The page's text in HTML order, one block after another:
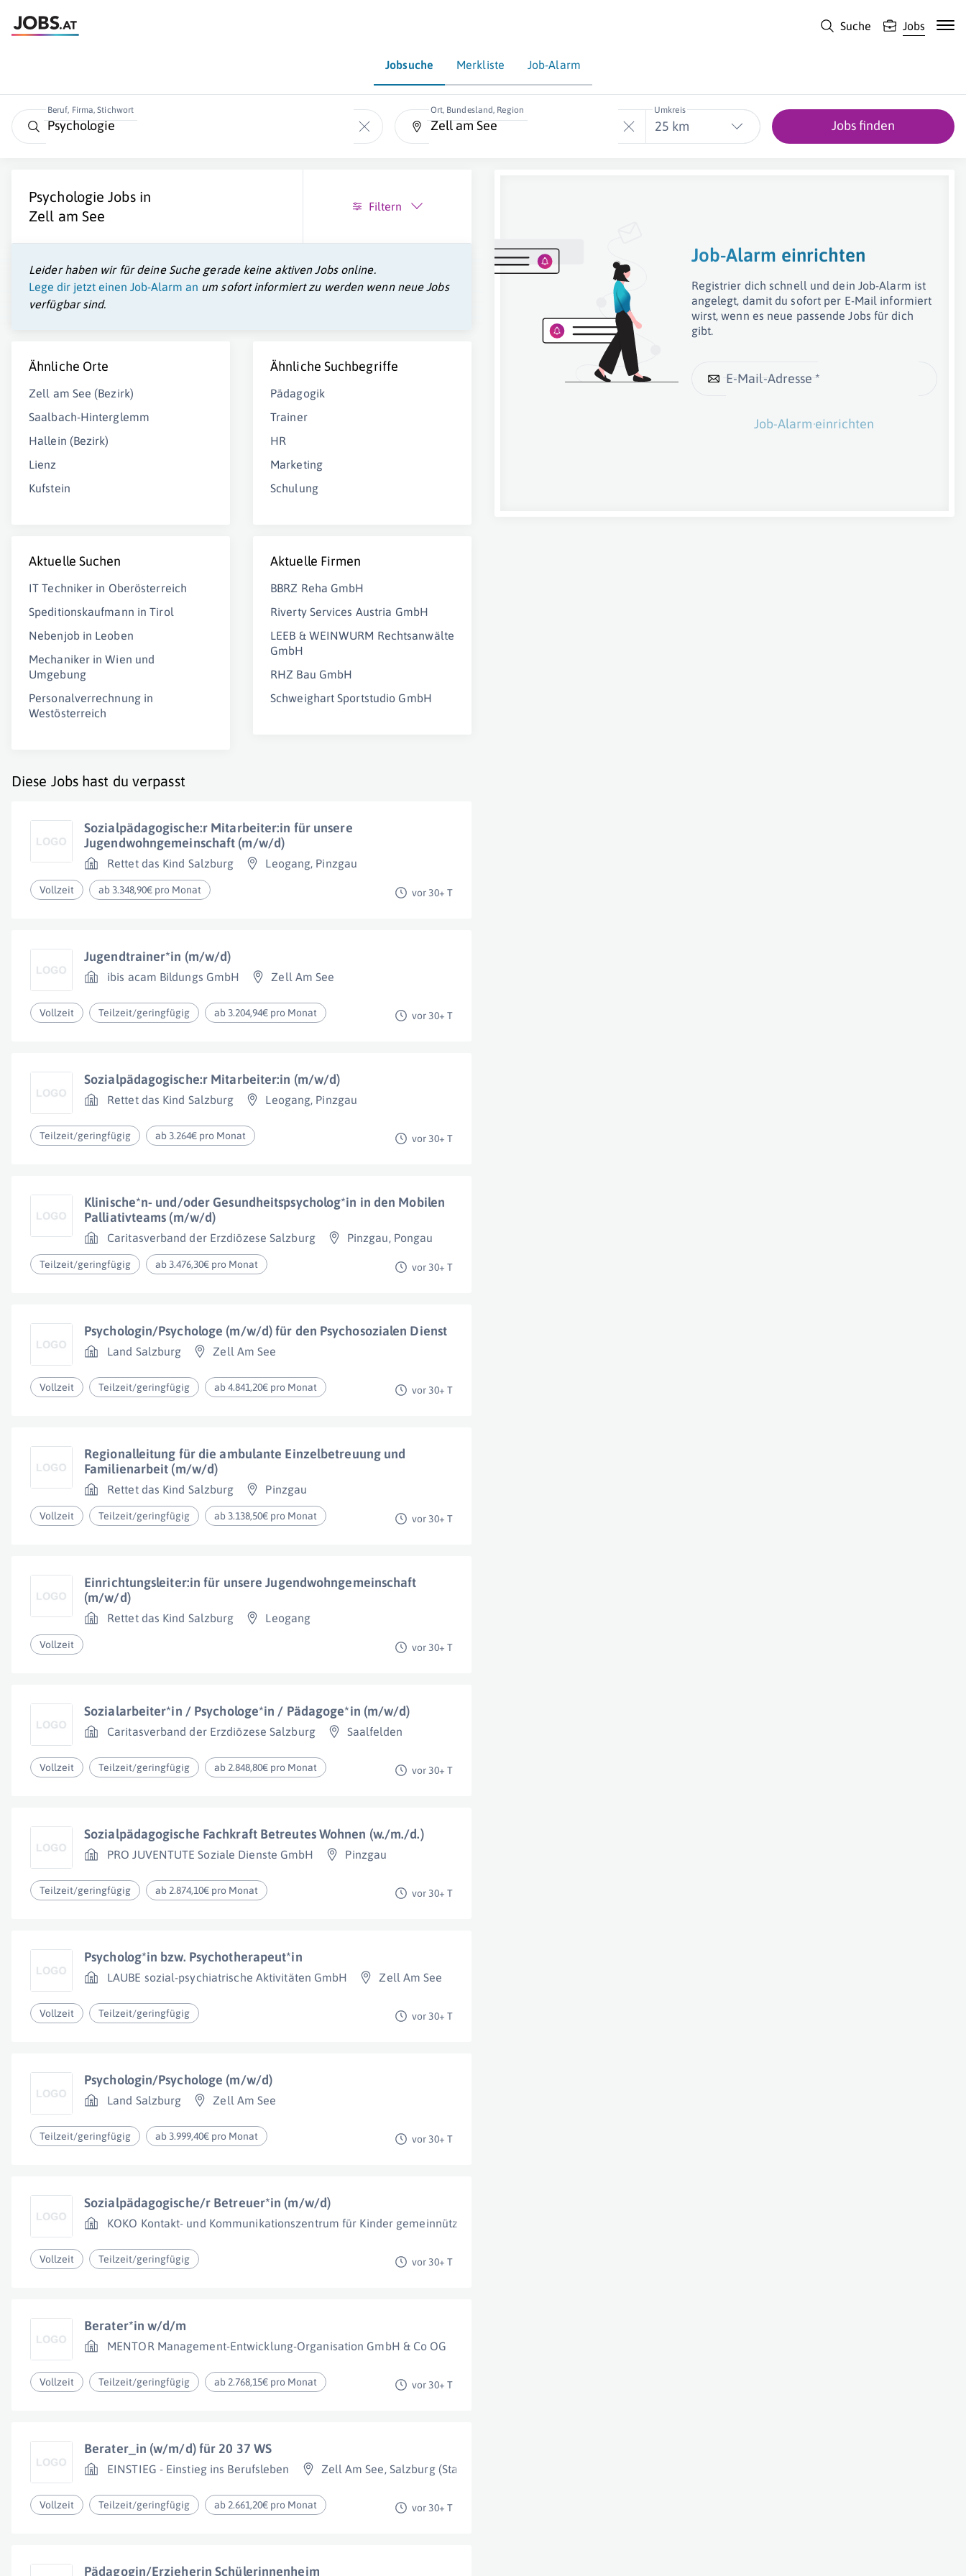
Suche Jobs
Jobsuche Merkliste Job-Alarm
Beruf, Firma, Stichwort Ort, Bundesland, Region Umkreis
25 km Jobs finden
Psychologie Jobs in
Zell am See
Filtern
Leider haben wir für deine Suche gerade keine aktiven Jobs online.
Lege dir jetzt einen Job-Alarm an um sofort informiert zu werden wenn neue Jobs
verfügbar sind.
Ähnliche Orte
Zell am See (Bezirk)
Saalbach-Hinterglemm
Hallein (Bezirk)
Lienz
Kufstein
Ähnliche Suchbegriffe
Pädagogik
Trainer
HR
Marketing
Schulung
Aktuelle Suchen
IT Techniker in Oberösterreich
Speditionskaufmann in Tirol
Nebenjob in Leoben
Mechaniker in Wien und
Umgebung
Personalverrechnung in
Westösterreich
Aktuelle Firmen
BBRZ Reha GmbH
Riverty Services Austria GmbH
LEEB & WEINWURM Rechtsanwälte
GmbH
RHZ Bau GmbH
Schweighart Sportstudio GmbH
Diese Jobs hast du verpasst
Sozialpädagogische:r Mitarbeiter:in für unsere
Jugendwohngemeinschaft (m/w/d)
Rettet das Kind Salzburg Leogang, Pinzgau
Vollzeit ab 3.348,90€ pro Monat vor 30+ T
Jugendtrainer*in (m/w/d)
ibis acam Bildungs GmbH Zell Am See
Vollzeit Teilzeit/geringfügig ab 3.204,94€ pro Monat vor 30+ T
Sozialpädagogische:r Mitarbeiter:in (m/w/d)
Rettet das Kind Salzburg Leogang, Pinzgau
Teilzeit/geringfügig ab 3.264€ pro Monat vor 30+ T
Klinische*n- und/oder Gesundheitspsycholog*in in den Mobilen
Palliativteams (m/w/d)
Caritasverband der Erzdiözese Salzburg Pinzgau, Pongau
Teilzeit/geringfügig ab 3.476,30€ pro Monat vor 30+ T
Psychologin/Psychologe (m/w/d) für den Psychosozialen Dienst
Land Salzburg Zell Am See
Vollzeit Teilzeit/geringfügig ab 4.841,20€ pro Monat vor 30+ T
Regionalleitung für die ambulante Einzelbetreuung und
Familienarbeit (m/w/d)
Rettet das Kind Salzburg Pinzgau
Vollzeit Teilzeit/geringfügig ab 3.138,50€ pro Monat vor 30+ T
Einrichtungsleiter:in für unsere Jugendwohngemeinschaft
(m/w/d)
Rettet das Kind Salzburg Leogang
Vollzeit vor 30+ T
Sozialarbeiter*in / Psychologe*in / Pädagoge*in (m/w/d)
Caritasverband der Erzdiözese Salzburg Saalfelden
Vollzeit Teilzeit/geringfügig ab 2.848,80€ pro Monat vor 30+ T
Sozialpädagogische Fachkraft Betreutes Wohnen (w./m./d.)
PRO JUVENTUTE Soziale Dienste GmbH Pinzgau
Teilzeit/geringfügig ab 2.874,10€ pro Monat vor 30+ T
Psycholog*in bzw. Psychotherapeut*in
LAUBE sozial-psychiatrische Aktivitäten GmbH Zell Am See
Vollzeit Teilzeit/geringfügig vor 30+ T
Psychologin/Psychologe (m/w/d)
Land Salzburg Zell Am See
Teilzeit/geringfügig ab 3.999,40€ pro Monat vor 30+ T
Sozialpädagogische/r Betreuer*in (m/w/d)
KOKO Kontakt- und Kommunikationszentrum für Kinder gemeinnützige GmbH
Vollzeit Teilzeit/geringfügig vor 30+ T
Berater*in w/d/m
MENTOR Management-Entwicklung-Organisation GmbH & Co OG
Vollzeit Teilzeit/geringfügig ab 2.768,15€ pro Monat vor 30+ T
Berater_in (w/m/d) für 20 37 WS
EINSTIEG - Einstieg ins Berufsleben Zell Am See, Salzburg (Stadt)
Vollzeit Teilzeit/geringfügig ab 2.661,20€ pro Monat vor 30+ T
Pädagogin/Erzieherin Schülerinnenheim
Job-Alarm einrichten
Registrier dich schnell und dein Job-Alarm ist
angelegt, damit du sofort per E-Mail informiert
wirst, wenn es neue passende Jobs für dich
gibt.
E-Mail-Adresse *
Job-Alarm einrichten